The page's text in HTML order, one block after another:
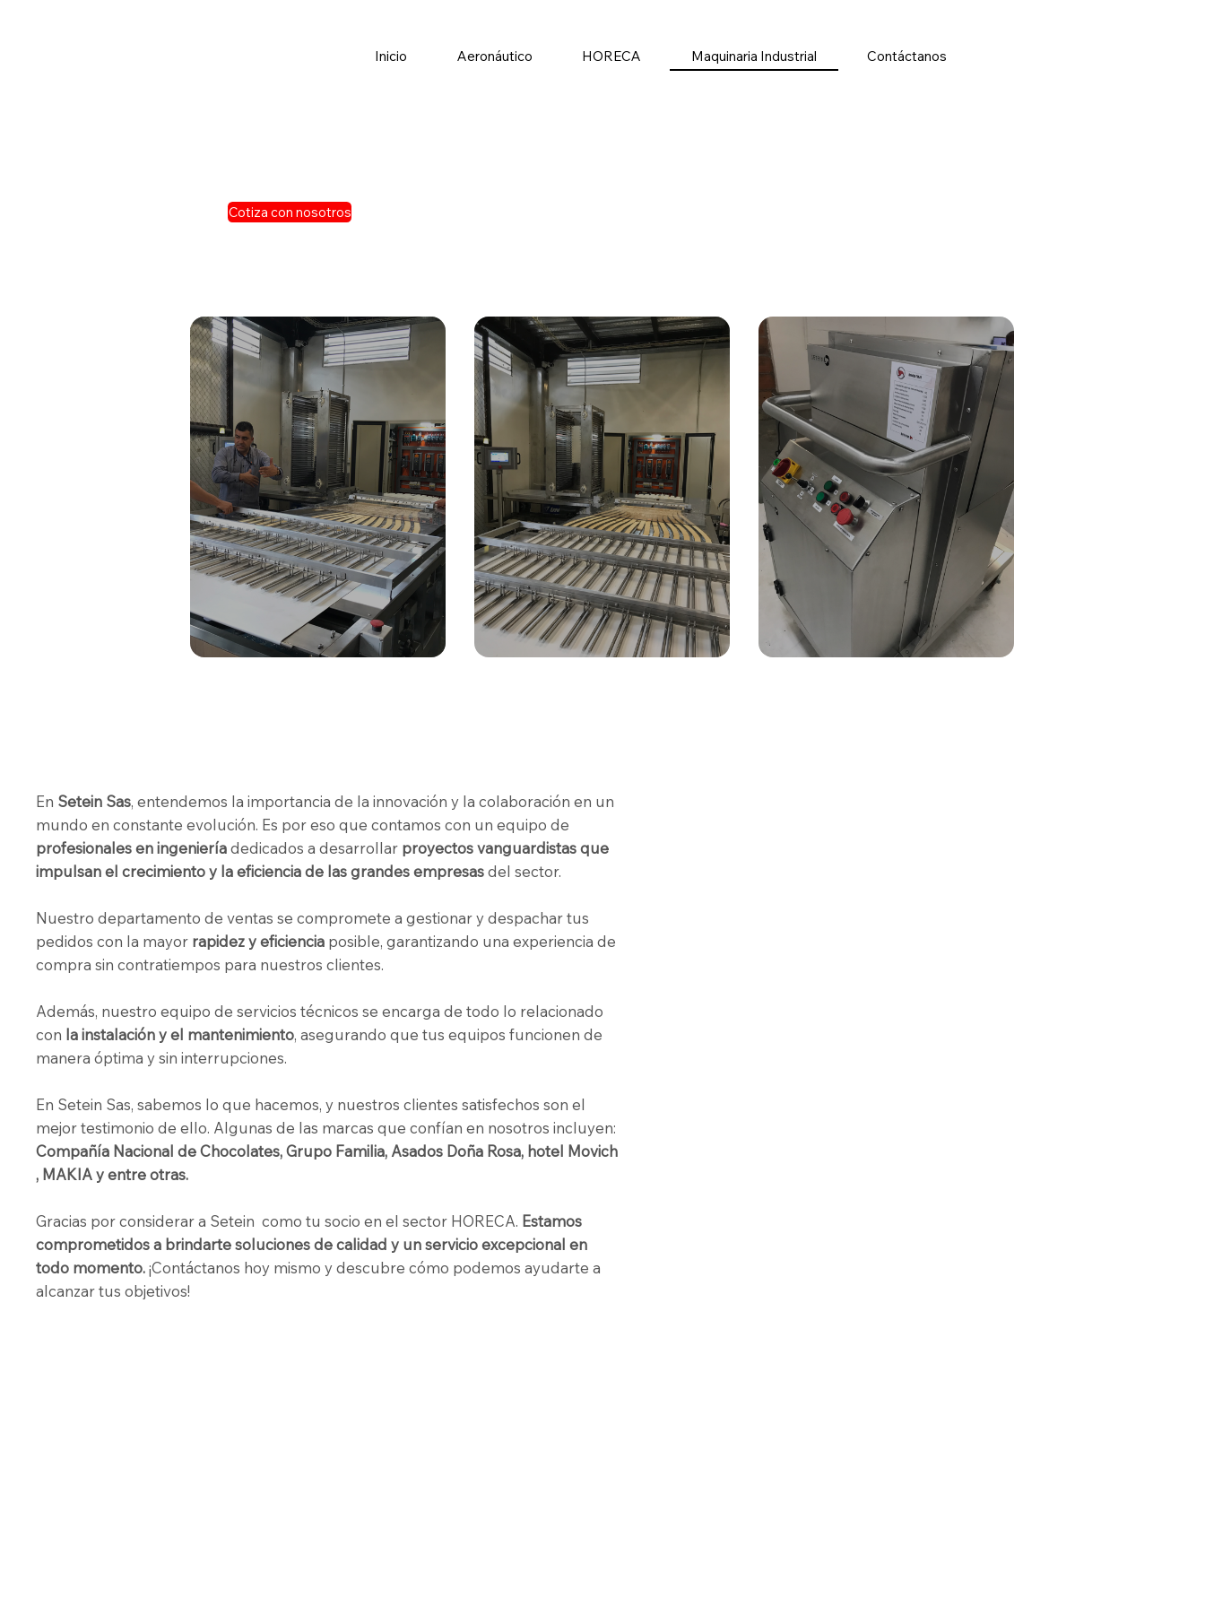
Inicio Aeronáutico HORECA Maquinaria Industrial Contáctanos
Cotiza con nosotros
En Setein Sas, entendemos la importancia de la innovación y la colaboración en un
mundo en constante evolución. Es por eso que contamos con un equipo de
profesionales en ingenieríadedicados a desarrollar proyectos vanguardistas que
impulsan el crecimiento y la eficiencia de las grandes empresasdel sector.
Nuestro departamento de ventas se compromete a gestionar y despachar tus
pedidos con la mayor rapidez y eficiencia posible, garantizando una experiencia de
compra sin contratiempos para nuestros clientes.
Además, nuestro equipo de servicios técnicos se encarga de todo lo relacionado
con la instalación y el mantenimiento, asegurando que tus equipos funcionen de
manera óptima y sin interrupciones.
En Setein Sas, sabemos lo que hacemos, y nuestros clientes satisfechos son el
mejor testimonio de ello. Algunas de las marcas que confían en nosotros incluyen:
Compañía Nacional de Chocolates, Grupo Familia, Asados Doña Rosa, hotel Movich
, MAKIA y entre otras.
Gracias por considerar a Setein como tu socio en el sector HORECA. Estamos
comprometidos a brindarte soluciones de calidad y un servicio excepcional en
todo momento.¡Contáctanos hoy mismo y descubre cómo podemos ayudarte a
alcanzar tus objetivos!